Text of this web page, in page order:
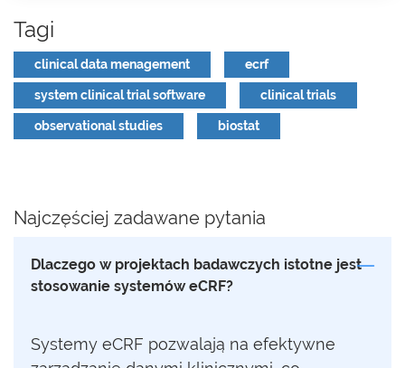
Tagi
clinical data menagement ecrf
system clinical trial software clinical trials
observational studies biostat
Najczęściej zadawane pytania
Dlaczego w projektach badawczych istotne jest
stosowanie systemów eCRF?
Systemy eCRF pozwalają na efektywne